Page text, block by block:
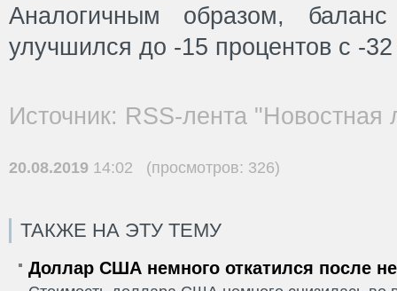
Аналогичным образом,
улучшился до -15 процентов с -
Источник: RSS-лента "Новостная
20.08.2019 14:02 (просмотров: 326)
ТАКЖЕ НА ЭТУ ТЕМУ
Доллар США немного откатился после